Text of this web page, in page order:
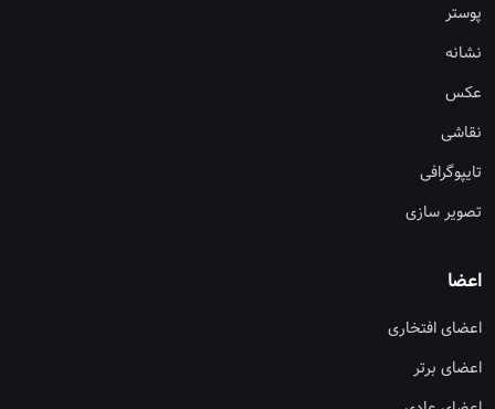
پوستر
نشانه
عکس
نقاشی
تایپوگرافی
تصویر سازی
اعضا
اعضای افتخاری
اعضای برتر